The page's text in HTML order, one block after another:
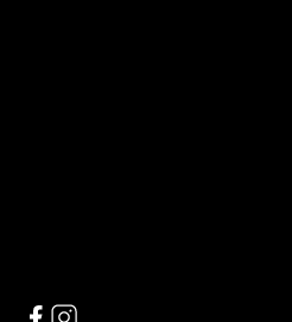
Facebook
Instagram